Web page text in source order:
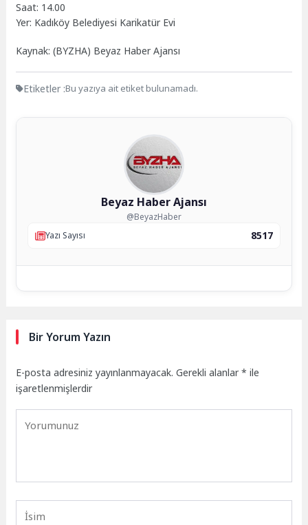
Saat: 14.00
Yer: Kadıköy Belediyesi Karikatür Evi
Kaynak: (BYZHA) Beyaz Haber Ajansı
Etiketler :Bu yazıya ait etiket bulunamadı.
Beyaz Haber Ajansı
@BeyazHaber
Yazı Sayısı
8517
Bir Yorum Yazın
E-posta adresiniz yayınlanmayacak. Gerekli alanlar* ile
işaretlenmişlerdir